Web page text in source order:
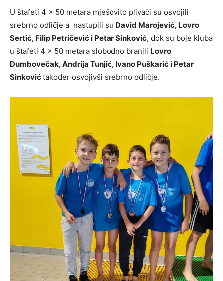
U štafeti 4 x 50 metara mješovito plivači su osvojili
srebrno odličje a nastupili su David Marojević, Lovro
Sertić, Filip Petričević i Petar Sinković, dok su boje kluba
u štafeti 4 x 50 metara slobodno branili Lovro
Dumbovečak, Andrija Tunjić, Ivano Puškarić i Petar
Sinkovićtakođer osvojivši srebrno odličje.